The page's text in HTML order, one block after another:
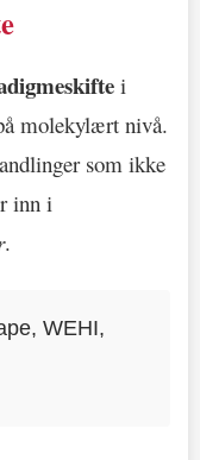
i
molekylært nivå.
som ikke
inn i
.
WEHI,